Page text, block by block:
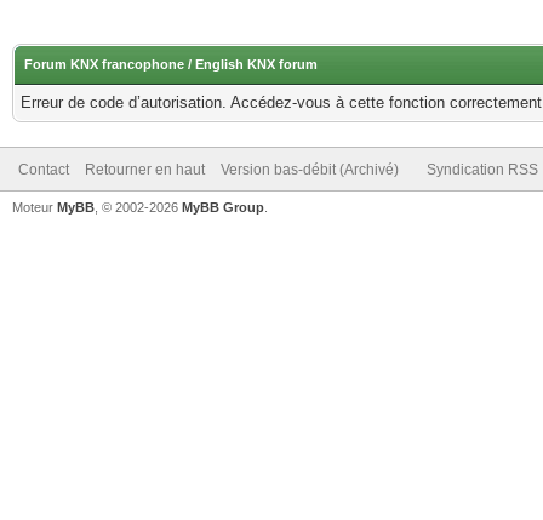
Forum KNX francophone / English KNX forum
Erreur de code d’autorisation. Accédez-vous à cette fonction
Contact Retourner en haut Version bas-débit (Archivé) Syndication RSS
Moteur MyBB , © 2002-2026 MyBB Group